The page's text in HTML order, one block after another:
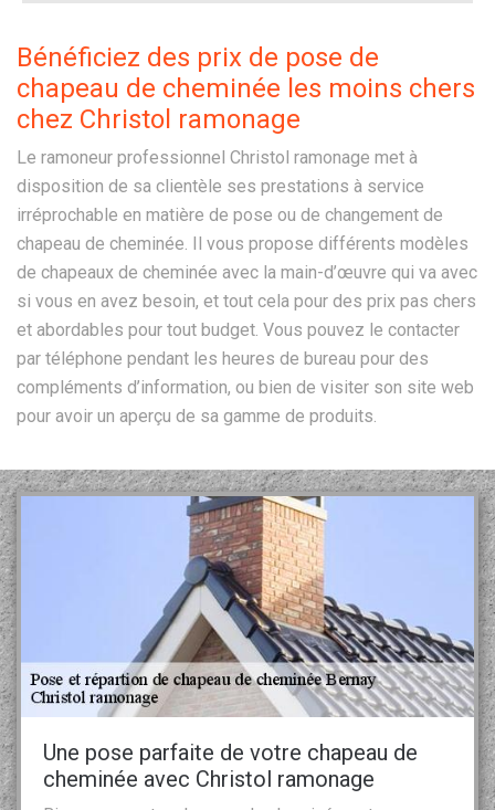
Bénéficiez des prix de pose de
chapeau de cheminée les moins chers
chez Christol ramonage
Le ramoneur professionnel Christol ramonage met à
disposition de sa clientèle ses prestations à service
irréprochable en matière de pose ou de changement de
chapeau de cheminée. Il vous propose différents modèles
de chapeaux de cheminée avec la main-d’œuvre qui va avec
si vous en avez besoin, et tout cela pour des prix pas chers
et abordables pour tout budget. Vous pouvez le contacter
par téléphone pendant les heures de bureau pour des
compléments d’information, ou bien de visiter son site web
pour avoir un aperçu de sa gamme de produits.
Une pose parfaite de votre chapeau de
cheminée avec Christol ramonage